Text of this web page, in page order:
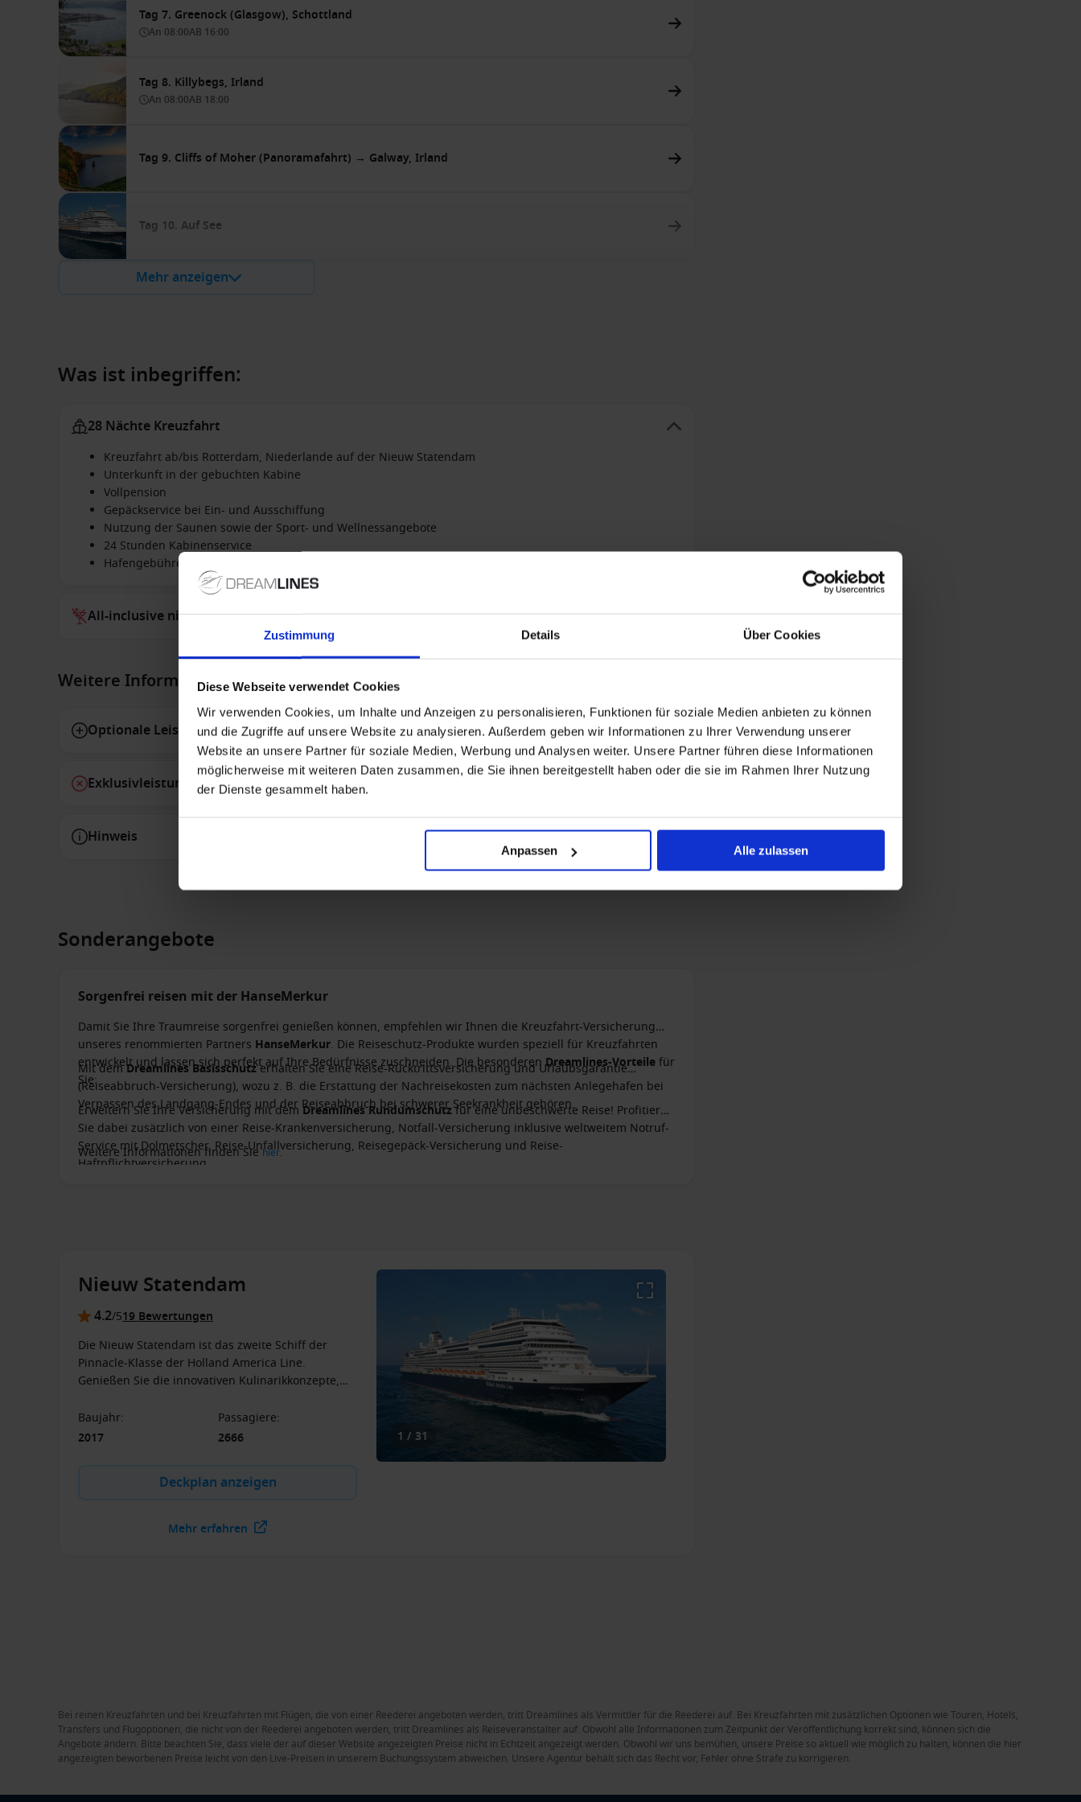
Zustimmung Details Über Cookies
Diese Webseite verwendet Cookies
Wir verwenden Cookies, um Inhalte und Anzeigen zu personalisieren, Funktionen für soziale Medien anbieten zu können
und die Zugriffe auf unsere Website zu analysieren. Außerdem geben wir Informationen zu Ihrer Verwendung unserer
Website an unsere Partner für soziale Medien, Werbung und Analysen weiter. Unsere Partner führen diese Informationen
möglicherweise mit weiteren Daten zusammen, die Sie ihnen bereitgestellt haben oder die sie im Rahmen Ihrer Nutzung
der Dienste gesammelt haben.
Anpassen Alle zulassen
Tag 7. Greenock (Glasgow), Schottland
An 08:00AB 16:00
Tag 8. Killybegs, Irland
An 08:00AB 18:00
Tag 9. Cliffs of Moher (Panoramafahrt) → Galway, Irland
Tag 10. Auf See
Mehr anzeigen
Was ist inbegriffen:
28 Nächte Kreuzfahrt
Kreuzfahrt ab/bis Rotterdam, Niederlande auf der Nieuw Statendam
Unterkunft in der gebuchten Kabine
Vollpension
Gepäckservice bei Ein- und Ausschiffung
Nutzung der Saunen sowie der Sport- und Wellnessangebote
24 Stunden Kabinenservice
Hafengebühren
All-inclusive nicht inbegriffen + All-inclusive hinzufügen
Weitere Informationen
Optionale Leistungen
Exklusivleistungen
Hinweis
Sonderangebote
Sorgenfrei reisen mit der HanseMerkur
Damit Sie Ihre Traumreise sorgenfrei genießen können, empfehlen wir Ihnen die Kreuzfahrt-Versicherung
unseres renommierten Partners HanseMerkur. Die Reiseschutz-Produkte wurden speziell für Kreuzfahrten
entwickelt und lassen sich perfekt auf Ihre Bedürfnisse zuschneiden. Die besonderen Dreamlines-Vorteilefür
Sie:
Mit demDreamlines Basisschutzerhalten Sie eine Reise-Rücktrittsversicherung und Urlaubsgarantie
(Reiseabbruch-Versicherung), wozu z. B. die Erstattung der Nachreisekosten zum nächsten Anlegehafen bei
Verpassen des Landgang-Endes und der Reiseabbruch bei schwerer Seekrankheit gehören.
Erweitern Sie Ihre Versicherung mit dem Dreamlines Rundumschutzfür eine unbeschwerte Reise! Profitieren
Sie dabei zusätzlich von einer Reise-Krankenversicherung, Notfall-Versicherung inklusive weltweitem Notruf-
Service mit Dolmetscher, Reise-Unfallversicherung, Reisegepäck-Versicherung und Reise-
Haftpflichtversicherung.
Weitere Informationen finden Siehier.
1 / 31
Nieuw Statendam
4.2/519 Bewertungen
Die Nieuw Statendam ist das zweite Schiff der
Pinnacle-Klasse der Holland America Line.
Genießen Sie die innovativen Kulinarikkonzepte,
der World Stage begeistern!
Baujahr:
2017
Passagiere:
2666
Deckplan anzeigen
Mehr erfahren
Bei reinen Kreuzfahrten und bei Kreuzfahrten mit Flügen, die von einer Reederei angeboten werden, tritt Dreamlines als Vermittler für die Reederei auf. Bei Kreuzfahrten mit zusätzlichen Optionen wie Touren, Hotels,
Transfers und Flugoptionen, die nicht von der Reederei angeboten werden, tritt Dreamlines als Reiseveranstalter auf. Obwohl alle Informationen zum Zeitpunkt der Veröffentlichung korrekt sind, können sich die
Angebote ändern. Bitte beachten Sie, dass viele der auf dieser Website angezeigten Preise nicht in Echtzeit angezeigt werden. Obwohl wir uns bemühen, unsere Preise so aktuell wie möglich zu halten, können die hier
angezeigten beworbenen Preise leicht von den Live-Preisen in unserem Buchungssystem abweichen. Unsere Agentur behält sich das Recht vor, Fehler ohne Strafe zu korrigieren.